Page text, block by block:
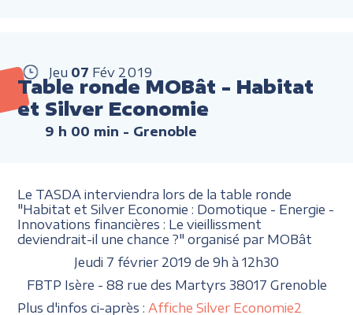
Jeu 07 Fév 2019
Table ronde MOBât - Habitat
et Silver Economie
9 h 00 min - Grenoble
Le TASDA interviendra lors de la table ronde
"Habitat et Silver Economie : Domotique - Energie -
Innovations financières : Le vieillissment
deviendrait-il une chance ?" organisé par MOBât
Jeudi 7 février 2019 de 9h à 12h30
FBTP Isère - 88 rue des Martyrs 38017 Grenoble
Plus d'infos ci-après : Affiche Silver Economie2